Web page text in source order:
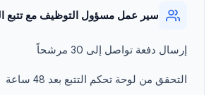
سير عمل مسؤول التوظيف مع تتبع
إرسال دفعة تواصل إلى 30 مرشحاً
التحقق من لوحة تحكم التتبع بعد 48 ساعة